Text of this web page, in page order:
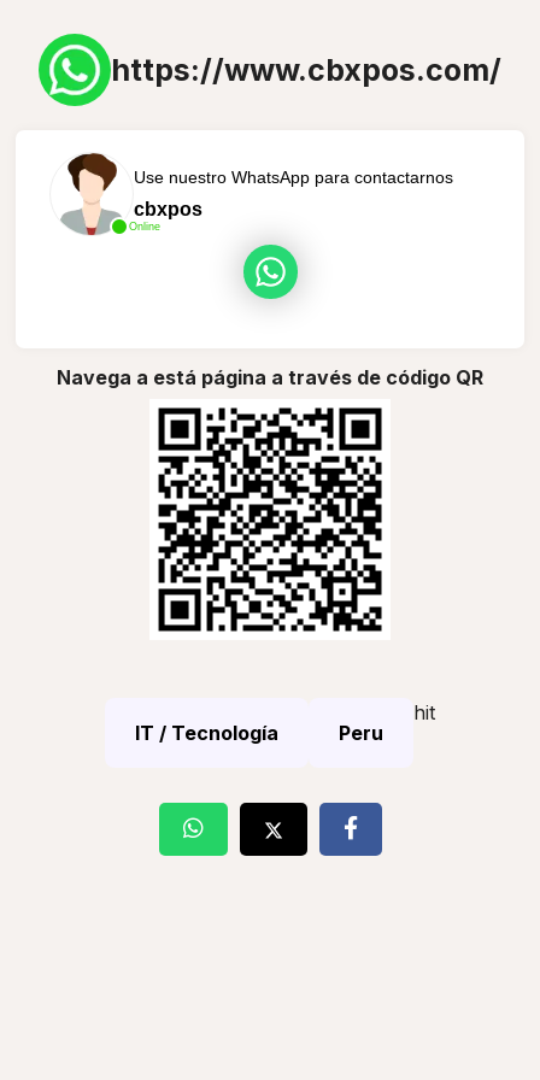
https://www.cbxpos.com/
Online
Use nuestro WhatsApp para contactarnos
cbxpos
Navega a está página a través de código QR
IT / Tecnología Peru
hit